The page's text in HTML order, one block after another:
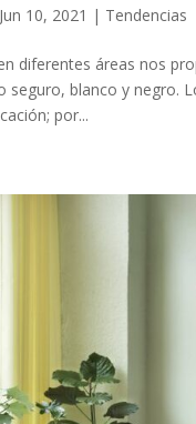
Jun 10, 2021 | Tendencias
diferentes áreas nos
seguro, blanco y negro.
por...